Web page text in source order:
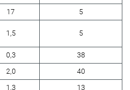
17
5
1,5 5
0,3
38
2,0
40
1,3 13